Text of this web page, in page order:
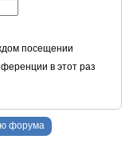
посещении
в этот раз
форума